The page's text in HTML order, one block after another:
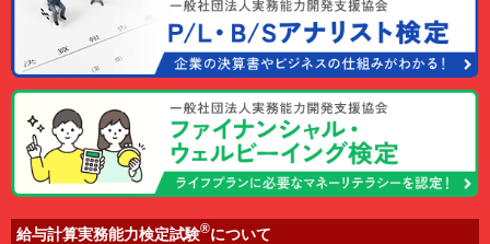
給与計算実務能力検定試験®について